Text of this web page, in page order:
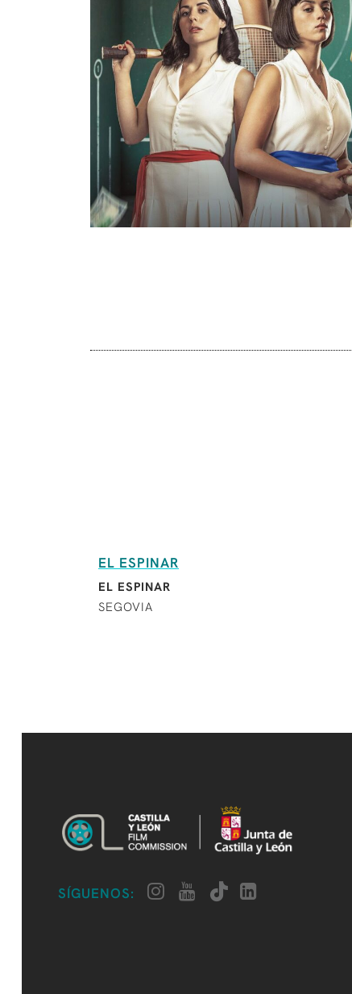
EL ESPINAR
EL ESPINAR
SEGOVIA
SÍGUENOS: